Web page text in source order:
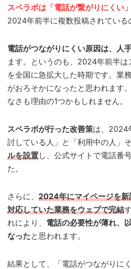
スペラボは「電話が繋がりにくい」
2024年前半に複数投稿されている
電話がつながりにくい原因は、人
ます。というのも、2024年前半は
を全国に急拡大した時期です。業
がおろそかになったと思われます
なさも理由の1つかもしれません。
スペラボが行った改善策は、2024
討している人」と「利用中の人」
ルを設置し、公式サイトで電話番
た。
さらに、 2024年にマイページを
対応していた業務をウェブで完結
れにより、 電話の必要性が薄れ、
なったと思われます。
結果として、「電話がつながりに